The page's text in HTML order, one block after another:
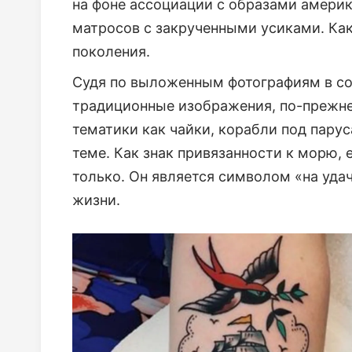
на фоне ассоциации с образами
матросов с закрученными усиками.
поколения.
Судя по выложенным фотографиям в
традиционные изображения, по-
тематики как чайки, корабли под
теме. Как знак привязанности к морю,
только. Он является символом «на
жизни.